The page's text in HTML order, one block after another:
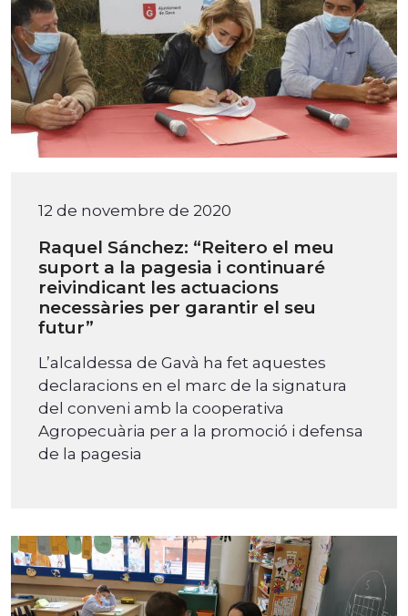
12 de novembre de 2020
Raquel Sánchez: “Reitero el meu
suport a la pagesia i continuaré
reivindicant les actuacions
necessàries per garantir el seu
futur”
L’alcaldessa de Gavà ha fet aquestes
declaracions en el marc de la signatura
del conveni amb la cooperativa
Agropecuària per a la promoció i defensa
de la pagesia